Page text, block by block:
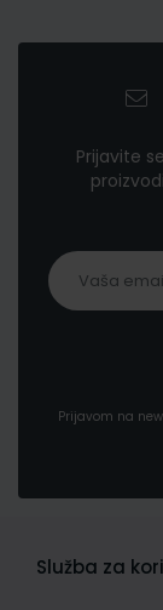
Prijavite
Prijavom na
Služba za